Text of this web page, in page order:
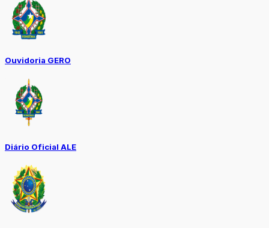
Ouvidoria GERO
Diário Oficial ALE